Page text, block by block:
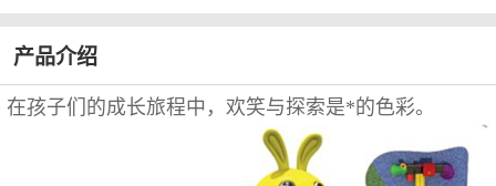
产品介绍
在孩子们的成长旅程中，欢笑与探索是*的色彩。